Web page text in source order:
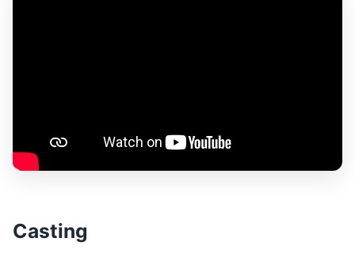
Casting